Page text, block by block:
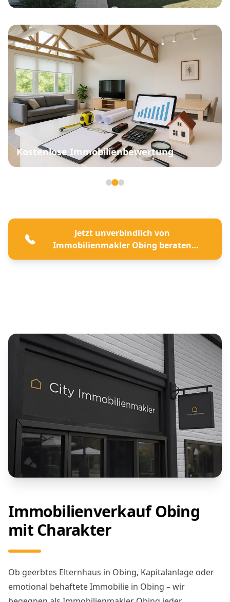
Kostenlose Immobilienbewertung
Jetzt unverbindlich von
Immobilienmakler Obing beraten
lassen
Immobilienverkauf Obing
mit Charakter
Ob geerbtes Elternhaus in Obing, Kapitalanlage oder
emotional behaftete Immobilie in Obing – wir